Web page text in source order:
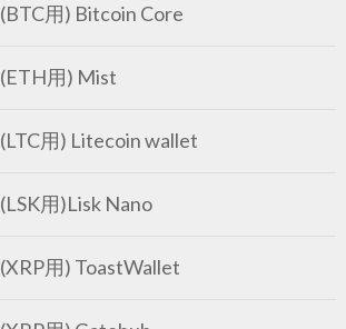
(BTC用) Bitcoin Core
(ETH用) Mist
(LTC用) Litecoin wallet
(LSK用)Lisk Nano
(XRP用) ToastWallet